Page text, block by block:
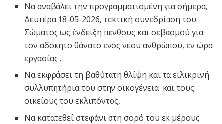
Να αναβάλει την προγραμματισμένη για σήμερα,
Δευτέρα 18-05-2026, τακτική συνεδρίαση του
Σώματος ως ένδειξη πένθους και σεβασμού για
τον αδόκητο θάνατο ενός νέου ανθρώπου, εν ώρα
εργασίας .
Να εκφράσει τη βαθύτατη θλίψη και τα ειλικρινή
συλλυπητήρια του στην οικογένεια και τους
οικείους του εκλιπόντος,
Να κατατεθεί στεφάνι στη σορό του εκ μέρους